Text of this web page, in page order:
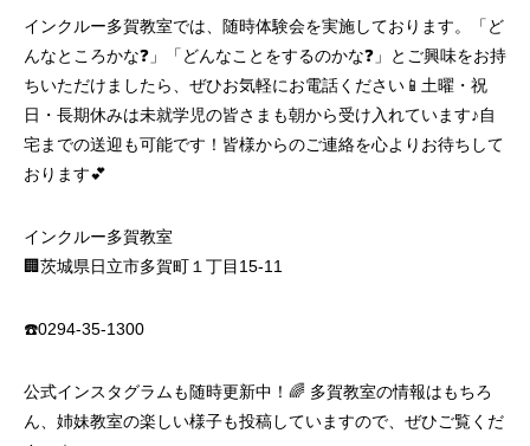
インクルー多賀教室では、随時体験会を実施しております。「ど
んなところかな❓」「どんなことをするのかな❓」とご興味をお持
ちいただけましたら、ぜひお気軽にお電話ください📱土曜・祝
日・長期休みは未就学児の皆さまも朝から受け入れています♪自
宅までの送迎も可能です！皆様からのご連絡を心よりお待ちして
おります💕
インクルー多賀教室
🏢茨城県日立市多賀町１丁目15‐11
☎️0294‐35‐1300
公式インスタグラムも随時更新中！🌈 多賀教室の情報はもちろ
ん、姉妹教室の楽しい様子も投稿していますので、ぜひご覧くだ